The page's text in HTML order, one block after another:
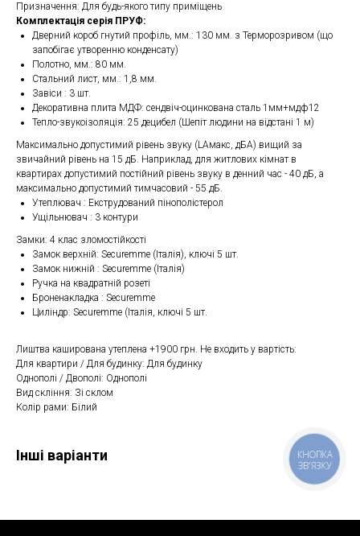
Призначення: Для будь-якого типу приміщень
Комплектація серія ПРУФ:
Дверний короб гнутий профіль, мм.: 130 мм. з Терморозривом (що
запобігає утворенню конденсату)
Полотно, мм.: 80 мм.
Стальний лист, мм.: 1,8 мм.
Завіси : 3 шт.
Декоративна плита МДФ: сендвіч-оцинкована сталь 1мм+мдф12
Тепло-звукоізоляція: 25 децибел (Шепіт людини на відстані 1 м)
Максимально допустимий рівень звуку (LАмакс, дБА) вищий за
звичайний рівень на 15 дБ. Наприклад, для житлових кімнат в
квартирах допустимий постійний рівень звуку в денний час - 40 дБ, а
максимально допустимий тимчасовий - 55 дБ.
Утеплювач : Екструдований пінополістерол
Ущільнювач : 3 контури
Замки: 4 клас зломостійкості
Замок верхній: Securemme (Італія), ключі 5 шт.
Замок нижній : Securemme (Італія)
Ручка на квадратній розеті
Броненакладка : Securemme
Циліндр: Securemme (Італія, ключі 5 шт.
Лиштва каширована утеплена +1900 грн. Не входить у вартість:
Для квартири / Для будинку: Для будинку
Однополі / Двополі: Однополі
Вид скління: Зі склом
Колір рами: Білий
Інші варіанти
КНОПКА
ЗВ'ЯЗКУ